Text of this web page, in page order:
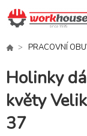
PRACOVNÍ
Holinky
květy
37